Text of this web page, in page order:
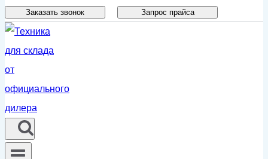
Заказать звонок Запрос прайса